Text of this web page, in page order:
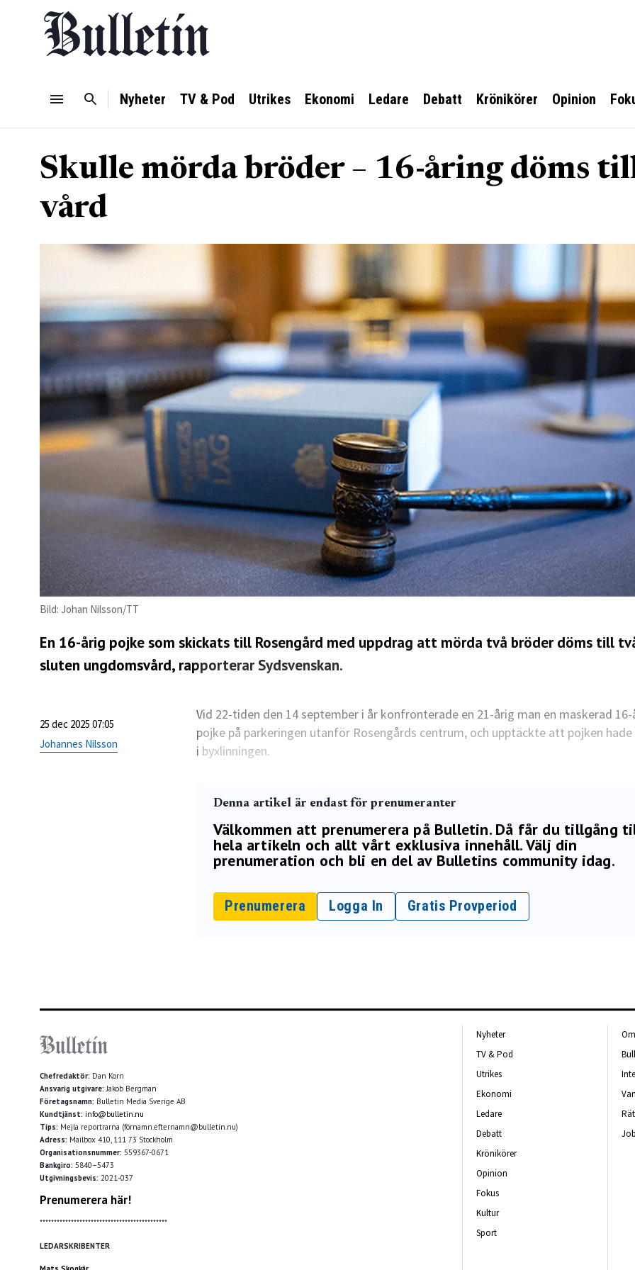
Nyheter TV & Pod Utrikes Ekonomi Ledare Debatt Krönikörer Opinion
Skulle mörda bröder – 16-åring döms
vård
Bild: Johan Nilsson/TT
En 16-årig pojke som skickats till Rosengård med uppdrag att mörda två bröder döms till
sluten ungdomsvård, rapporterar Sydsvenskan.
25 dec 2025 07:05
Johannes Nilsson
Vid 22-tiden den 14 september i år konfronterade en 21-årig man en maskerad
pojke på parkeringen utanför Rosengårds centrum, och upptäckte att pojken
i byxlinningen.
Denna artikel är endast för prenumeranter
Välkommen att prenumerera på Bulletin. Då får du tillgång
hela artikeln och allt vårt exklusiva innehåll. Välj din
prenumeration och bli en del av Bulletins community idag.
Prenumerera Logga In Gratis Provperiod
Chefredaktör: Dan Korn
Ansvarig utgivare: Jakob Bergman
Företagsnamn: Bulletin Media Sverige AB
Kundtjänst: info@bulletin.nu
Tips: Mejla reportrarna (förnamn.efternamn@bulletin.nu)
Adress: Mailbox 410, 111 73 Stockholm
Organisationsnummer: 559367-0671
Bankgiro: 5840–5473
Utgivningsbevis: 2021-037
Prenumerera här!
*********************************************
LEDARSKRIBENTER
Nyheter
TV & Pod
Utrikes
Ekonomi
Ledare
Debatt
Krönikörer
Opinion
Fokus
Kultur
Sport